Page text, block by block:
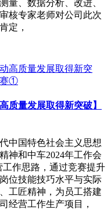
量、数据分析、改进、
核专家老师对公司此次
定，
质量发展取得新突破】
中国特色社会主义思想
神和中车2024年工作会
工作思路，通过竞赛提升
位技能技巧水平与实际
工匠精神，为员工搭建
经营工作生产项目，